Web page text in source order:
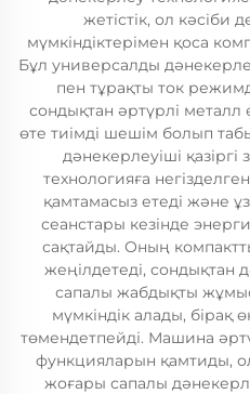
жетістік, ол кәсіби
мүмкіндіктерімен қоса
Бұл универсалды
пен тұрақты ток
сондықтан әртүрлі
өте тиімді шешім болып
дәнекерлеуіші
технологияға
қамтамасыз етеді және
сеанстары кезінде
сақтайды. Оның
жеңілдетеді, сондықтан
сапалы жабдықты
мүмкіндік алады, бірақ
төмендетпейді. Машина
функцияларын қамтиды,
жоғары сапалы